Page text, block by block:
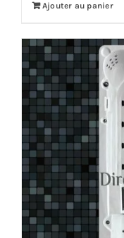
Ajouter au panier
Offre!